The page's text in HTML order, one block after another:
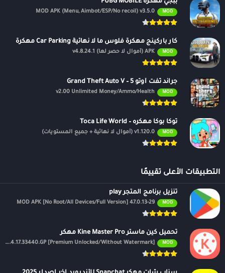
ببجي مهكره PUBG MOBILE
MOD
MOD APK (Menu, Aimbot/ESP/No recoil) v3.5.0
كار باركينج مهكرة فلوس ما لا نهائية Car Parking مهكرة
MOD APK (أموال لا حصر لها) v4.8.24.1
جراند ثفت أوتو 5 – Grand Theft Auto V
MOD
v2.00 Unlimited Money/Ammo/Health
توكا بوكا مهكره – Toca Life World
MOD v1.120.0 (أموال لا نهائية + جميع المستويات)
التطبيقات الأعلى تقييمًا
تنزيل برنامج المتجر play
MOD
47.0.13-29 MOD APK [No Root/All Devices/Full Version]
تحميل كين ماستر Kine Master Pro مهكر
MOD
APK v7.4.17.33440.GP [Premium Unlocked/Without Watermark]